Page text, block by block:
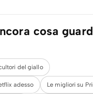
cosa
del giallo
adesso Le migliori su